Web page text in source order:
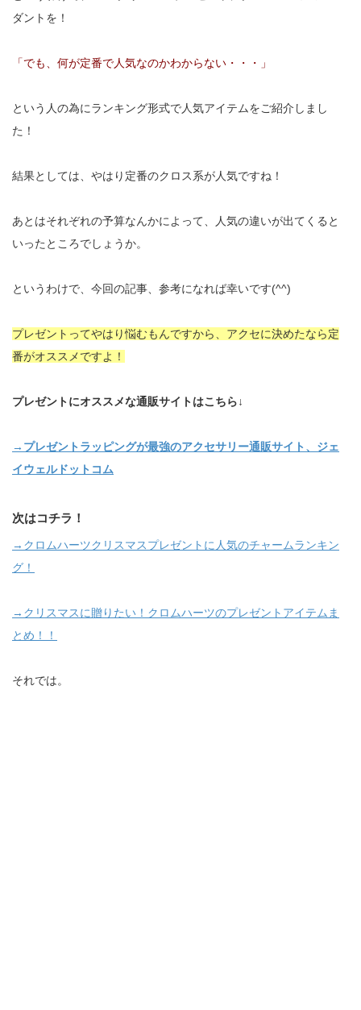
ダントを！
「でも、何が定番で人気なのかわからない・・・」
という人の為にランキング形式で人気アイテムをご紹介しまし
た！
結果としては、やはり定番のクロス系が人気ですね！
あとはそれぞれの予算なんかによって、人気の違いが出てくると
いったところでしょうか。
というわけで、今回の記事、参考になれば幸いです(^^)
プレゼントってやはり悩むもんですから、アクセに決めたなら定
番がオススメですよ！
プレゼントにオススメな通販サイトはこちら↓
→プレゼントラッピングが最強のアクセサリー通販サイト、ジェ
イウェルドットコム
次はコチラ！
→クロムハーツクリスマスプレゼントに人気のチャームランキン
グ！
→クリスマスに贈りたい！クロムハーツのプレゼントアイテムま
とめ！！
それでは。